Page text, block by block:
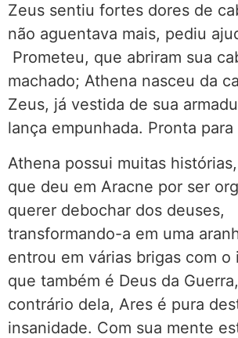
Zeus sentiu fortes dores de
não aguentava mais, pediu
Prometeu, que abriram sua
machado; Athena nasceu da
Zeus, já vestida de sua
lança empunhada. Pronta
Athena possui muitas
que deu em Aracne por ser
querer debochar dos deuses,
transformando-a em uma
entrou em várias brigas com o
que também é Deus da
contrário dela, Ares é pura
insanidade. Com sua mente